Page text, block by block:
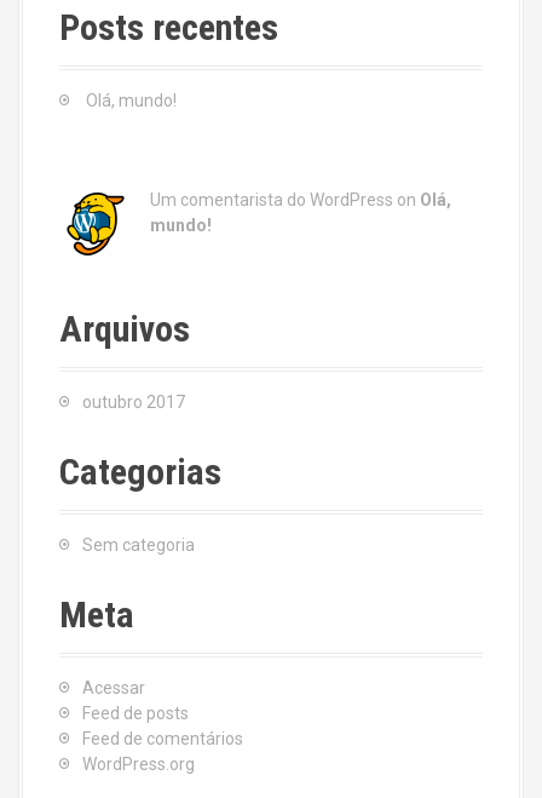
c
h
Posts recentes
Olá, mundo!
Um comentarista do WordPress on Olá,
mundo!
Arquivos
outubro 2017
Categorias
Sem categoria
Meta
Acessar
Feed de posts
Feed de comentários
WordPress.org